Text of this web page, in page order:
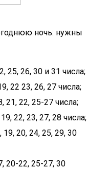
ночь: нужны
25, 26, 30 и 31 числа;
22 23, 26, 27 числа;
21, 22, 25-27 числа;
22, 23, 27, 28 числа;
19, 20, 24, 25, 29, 30
20-22, 25-27, 30